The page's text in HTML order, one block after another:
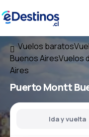
Vuelos baratos
Buenos AiresVuelos
Aires
Puerto Montt
Ida y vuelta